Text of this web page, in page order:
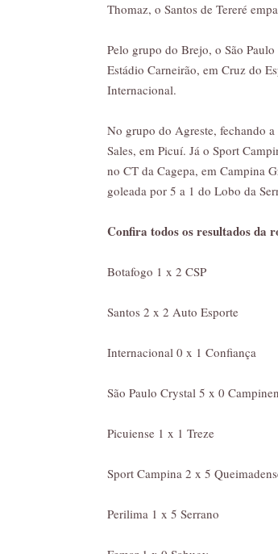
Thomaz, o Santos de Tereré
Pelo grupo do Brejo, o São
Estádio Carneirão, em Cruz do
Internacional.
No grupo do Agreste, fechando
Sales, em Picuí. Já o Sport
no CT da Cagepa, em Campina
goleada por 5 a 1 do Lobo da
Confira todos os resultados da
Botafogo 1 x 2 CSP
Santos 2 x 2 Auto Esporte
Internacional 0 x 1 Confiança
São Paulo Crystal 5 x 0
Picuiense 1 x 1 Treze
Sport Campina 2 x 5
Perilima 1 x 5 Serrano